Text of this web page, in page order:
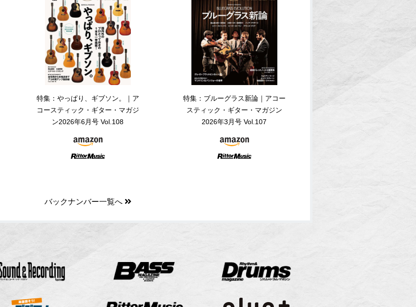
特集：やっぱり、ギブソン。｜ア
コースティック・ギター・マガジ
ン2026年6月号 Vol.108
特集：ブルーグラス新論｜アコー
スティック・ギター・マガジン
2026年3月号 Vol.107
バックナンバー一覧へ